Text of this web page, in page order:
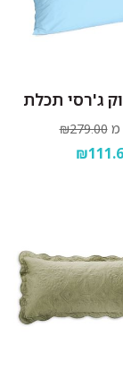
ג'רסי תכלת
מ ₪279.00